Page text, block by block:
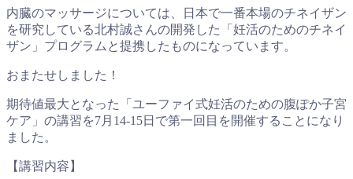
内臓のマッサージについては、日本で一番本場のチネイザン
を研究している北村誠さんの開発した「妊活のためのチネイ
ザン」プログラムと提携したものになっています。
おまたせしました！
期待値最大となった「ユーファイ式妊活のための腹ぽか子宮
ケア」の講習を7月14-15日で第一回目を開催することになり
ました。
【講習内容】